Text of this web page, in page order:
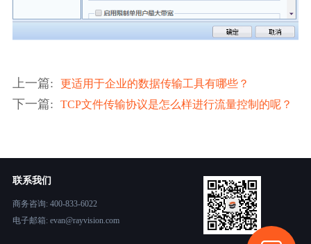
上一篇: 更适用于企业的数据传输工具有哪些？
下一篇: TCP文件传输协议是怎么样进行流量控制的呢？
联系我们
商务咨询: 400-833-6022
电子邮箱: evan@rayvision.com